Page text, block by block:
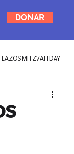
DONAR
LAZOS MITZVAH DAY